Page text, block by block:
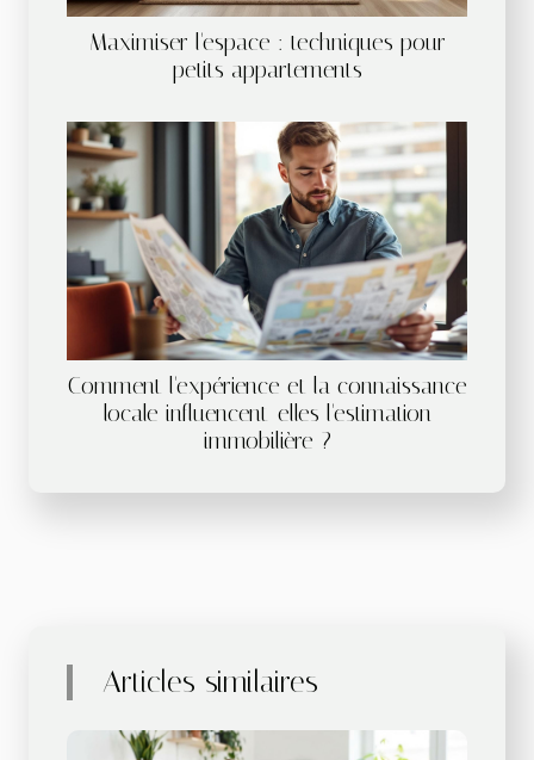
Maximiser l'espace : techniques pour
petits appartements
Comment l'expérience et la connaissance
locale influencent-elles l'estimation
immobilière ?
Articles similaires